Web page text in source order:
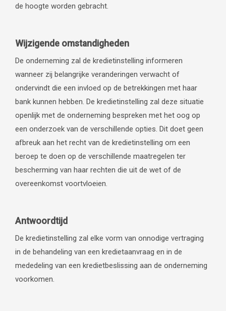
de hoogte worden gebracht.
Wijzigende omstandigheden
De onderneming zal de kredietinstelling informeren
wanneer zij belangrijke veranderingen verwacht of
ondervindt die een invloed op de betrekkingen met haar
bank kunnen hebben. De kredietinstelling zal deze situatie
openlijk met de onderneming bespreken met het oog op
een onderzoek van de verschillende opties. Dit doet geen
afbreuk aan het recht van de kredietinstelling om een
beroep te doen op de verschillende maatregelen ter
bescherming van haar rechten die uit de wet of de
overeenkomst voortvloeien.
Antwoordtijd
De kredietinstelling zal elke vorm van onnodige vertraging
in de behandeling van een kredietaanvraag en in de
mededeling van een kredietbeslissing aan de onderneming
voorkomen.